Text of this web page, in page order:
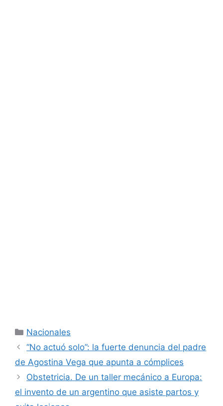
Categorías
Nacionales
“No actuó solo”: la fuerte denuncia del padre
de Agostina Vega que apunta a cómplices
Obstetricia. De un taller mecánico a Europa:
el invento de un argentino que asiste partos y